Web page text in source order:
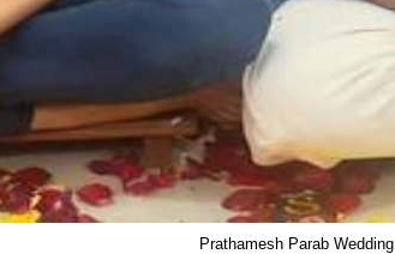
Prathamesh Parab Wedding